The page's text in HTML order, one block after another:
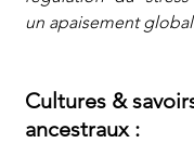
un apaisement
Cultures &
ancestraux :